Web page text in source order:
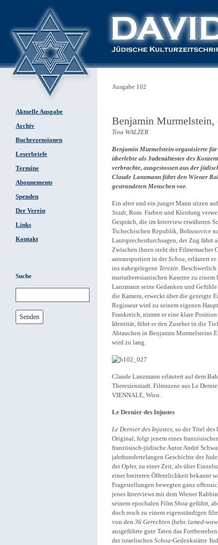
Aktuelle Ausgabe
Archiv
Buchrezensionen
Leserbriefe
Termine
Abonnements
Spenden
Der Verein
Links
Kontakt
Suche
Senden
Ausgabe 102
Benjamin Murmelstein,
Tina WALZER
Benjamin Murmelstein organisierte
überlebte als Judenältester des
verbrachte, ausgestossen aus der
Claude Lanzmann führt den Wiener
gestrandeten Menschen vor.
Ein alter und ein junger Mann sitzen
Stadt, Rom. Farben und Kleidung
Gespräch, die im Interview erwähnten
Tschechischen Republik, Bohusovice
Lautsprecherdurchsagen, der Zug fährt
Zwischen ihnen steht der Filmemacher
antransportiert in derSchoa, erläutert
ins nahegelegene Terezín.
mariatheresianischen Kaserne zu
Lanzmann seine Gedanken und
die Kamera, erweckt über die gezeigte
Regisseur wird zu seinem eigenen
Frankreich, nimmt er eine klare
Identität, führt er den Zuseher in die
Abtauchen in Benjamin Murmelsteins
wird zu lang.
Claude Lanzmann erläutert auf dem
Theresienstadt. Filmszene aus Le
VIENNALE, Wien.
Le Dernier des Injustes
Le Dernier des Injustes, so der Titel
Original, folgt jenem eines
französisch-jüdische Autor André
jahrhundertelangen Geschichte der
der Opfer, zu einer Zeit, als über
einer breiteren Öffentlichkeit bekannt
Fragestellungen bewegten ganz
jenes Interviews mit dem Wiener
seinem epochalen Film Shoa geführt,
doch noch zu einem eigenständigen
von den 36 Gerechten (hebr. lamed-
ausgeführte gute Taten das
der israelischen Schoa-Gedenkstätte